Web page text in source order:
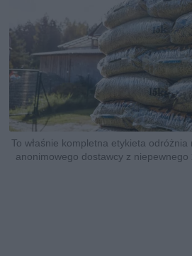
To właśnie kompletna etykieta
anonimowego dostawcy z niepewnego